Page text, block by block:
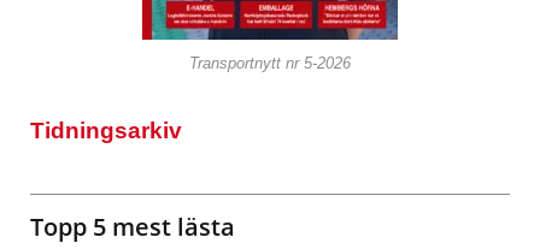
Transportnytt nr 5-2026
Tidningsarkiv
Topp 5 mest lästa